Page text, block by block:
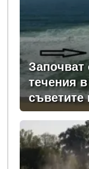
Започват
течения
съветите